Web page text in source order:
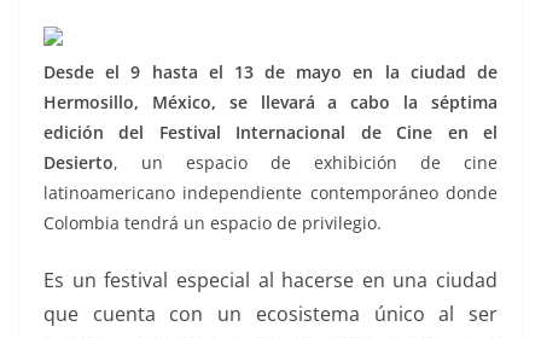
Desde el 9 hasta el 13 de mayo en la ciudad de
Hermosillo, México, se llevará a cabo la séptima
edición del
Festival
Internacional de Cine en el
Desierto, un espacio de exhibición de
cine
latinoamericano independiente contemporáneo donde
Colombia tendrá un espacio de privilegio.
Es un festival especial al hacerse en una ciudad
que cuenta con un ecosistema único al ser